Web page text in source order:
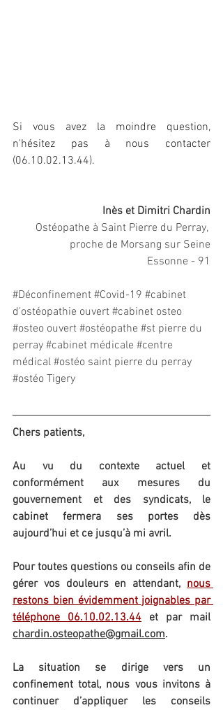
Si vous avez la moindre question,
n'hésitez pas à nous contacter
(06.10.02.13.44).
Inès et Dimitri Chardin
Ostéopathe à Saint Pierre du Perray,
proche de Morsang sur Seine
Essonne - 91
#Déconfinement #Covid-19 #cabinet
d'ostéopathie ouvert #cabinet osteo
#osteo ouvert #ostéopathe #st pierre du
perray #cabinet médicale #centre
médical #ostéo saint pierre du perray
#ostéo Tigery
Chers patients,
Au vu du contexte actuel et
conformément aux mesures du
gouvernement et des syndicats, le
cabinet fermera ses portes dès
aujourd’hui et ce jusqu’à mi avril.
Pour toutes questions ou conseils afin de
gérer vos douleurs en attendant, nous
restons bien évidemment joignables par
téléphone 06.10.02.13.44 et
par mail
chardin.osteopathe@gmail.com.
La situation se dirige vers un
confinement total, nous vous invitons à
continuer d’appliquer les conseils